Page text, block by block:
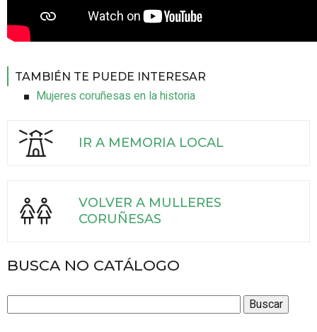
TAMBIÉN TE PUEDE INTERESAR
Mujeres coruñesas en la historia
IR A MEMORIA LOCAL
VOLVER A MULLERES
CORUÑESAS
BUSCA NO CATÁLOGO